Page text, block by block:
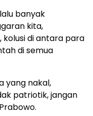
banyak
kita,
di antara para
di semua
yang nakal,
patriotik, jangan